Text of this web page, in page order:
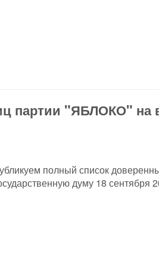
партии "ЯБЛОКО" на
полный список
думу 18 сентября